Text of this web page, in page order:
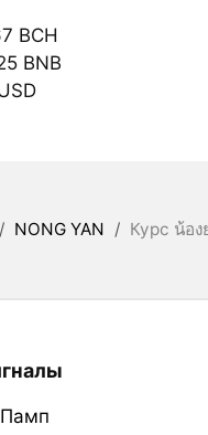
BCH
BNB
/ NONG YAN / Курс น้อ